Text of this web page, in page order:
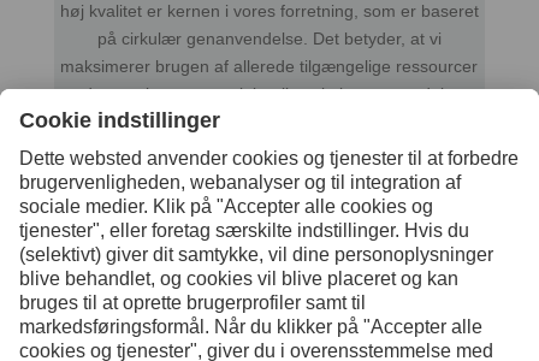
høj kvalitet er kernen i vores forretning, som er baseret
på cirkulær genanvendelse. Det betyder, at vi
maksimerer brugen af allerede tilgængelige ressourcer
ved at genbruge materialer til at skabe nye produkter.
Uddeholm Sleipner består af 94,07%
genbrugsmateriale